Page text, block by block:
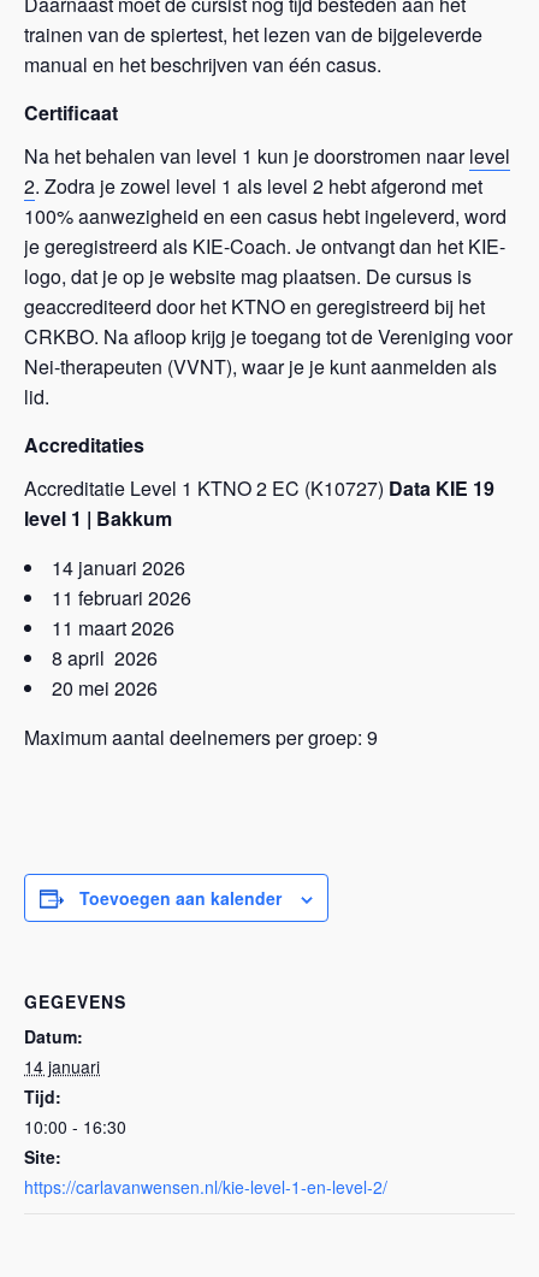
trainen van de spiertest, het lezen van de bijgeleverde
manual en het beschrijven van één casus.
Certificaat
Na het behalen van level 1 kun je doorstromen naarlevel
2. Zodra je zowel level 1 als level 2 hebt afgerond met
100% aanwezigheid en een casus hebt ingeleverd, word
je geregistreerd als KIE-Coach. Je ontvangt dan het KIE-
logo, dat je op je website mag plaatsen. De cursus is
geaccrediteerd door het KTNO en geregistreerd bij het
CRKBO. Na afloop krijg je toegang tot de Vereniging voor
Nei-therapeuten (VVNT), waar je je kunt aanmelden als
lid.
Accreditaties
Accreditatie Level 1 KTNO 2 EC (K10727) Data KIE 19
level 1 | Bakkum
14 januari 2026
11 februari 2026
11 maart 2026
8 april 2026
20 mei 2026
Maximum aantal deelnemers per groep: 9
Toevoegen aan kalender
GEGEVENS
Datum:
14 januari
Tijd:
10:00 - 16:30
Site:
https://carlavanwensen.nl/kie-level-1-en-level-2/